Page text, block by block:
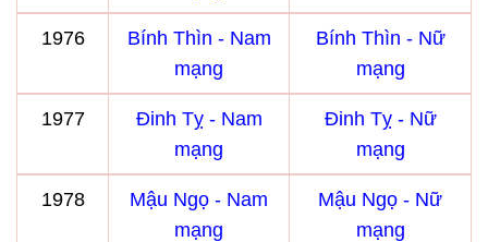
1976
Bính Thìn - Nam
mạng
Bính Thìn - Nữ
mạng
1977
Đinh Tỵ - Nam
mạng
Đinh Tỵ - Nữ
mạng
1978
Mậu Ngọ - Nam
mạng
Mậu Ngọ - Nữ
mạng